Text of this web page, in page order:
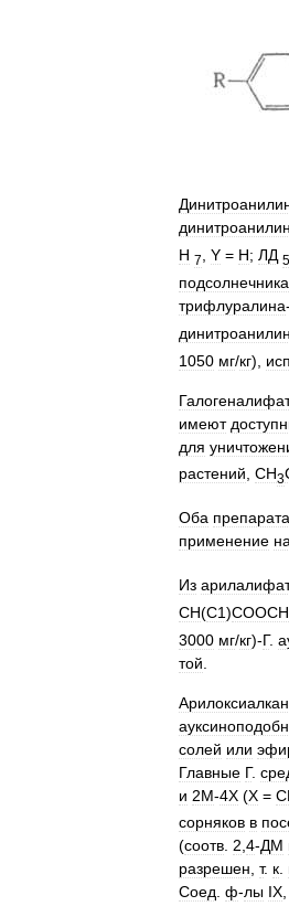
Н 7 Y = Н; ЛД
подсолнечника
трифлуралина-
1050 мг/кг),
имеют
для
растений, CH3
Оба препарата
применение
Из
СН(С1)СООСН
3000 мг/кг)-Г.
той
солей или
Главные Г.
и 2М-4Х (Х =
сорняков в
(соотв. 2,4-ДМ
разрешен, т. к.
Соед. ф-лы IX,